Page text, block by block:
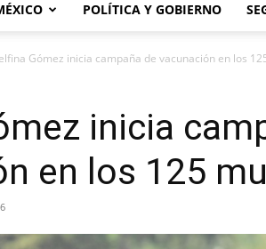
POLÍTICA Y GOBIERNO
Gómez inicia campaña de vacunación en los
inicia
en los 125